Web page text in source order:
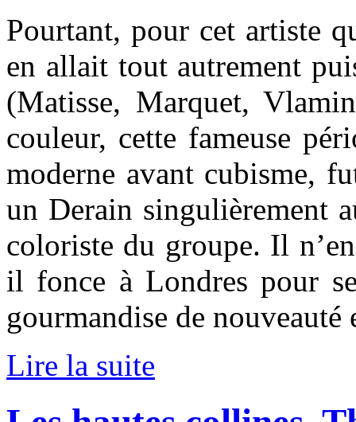
Pourtant, pour cet artiste
en allait tout autrement
(Matisse, Marquet,
couleur, cette fameuse
moderne avant cubisme,
un Derain singulièrement
coloriste du groupe. Il
il fonce à Londres pour
gourmandise de nouveauté
Lire la suite